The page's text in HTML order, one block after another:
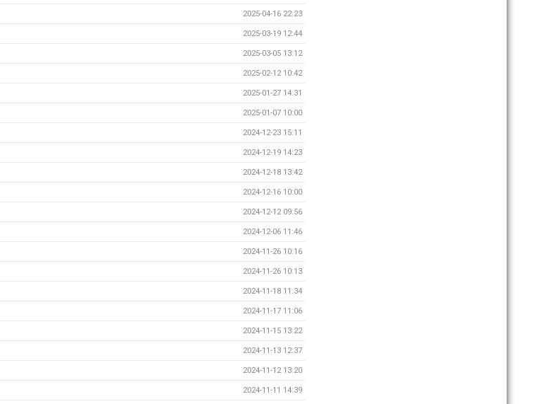
2025-04-16 22:23
2025-03-19 12:44
2025-03-05 13:12
2025-02-12 10:42
2025-01-27 14:31
2025-01-07 10:00
2024-12-23 15:11
2024-12-19 14:23
2024-12-18 13:42
2024-12-16 10:00
2024-12-12 09:56
2024-12-06 11:46
2024-11-26 10:16
2024-11-26 10:13
2024-11-18 11:34
2024-11-17 11:06
2024-11-15 13:22
2024-11-13 12:37
2024-11-12 13:20
2024-11-11 14:39